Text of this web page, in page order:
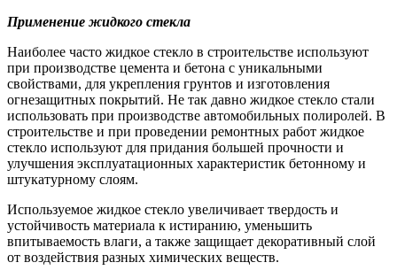
Применение жидкого стекла
Наиболее часто жидкое стекло в строительстве используют
при производстве цемента и бетона с уникальными
свойствами, для укрепления грунтов и изготовления
огнезащитных покрытий. Не так давно жидкое стекло стали
использовать при производстве автомобильных полиролей. В
строительстве и при проведении ремонтных работ жидкое
стекло используют для придания большей прочности и
улучшения эксплуатационных характеристик бетонному и
штукатурному слоям.
Используемое жидкое стекло увеличивает твердость и
устойчивость материала к истиранию, уменьшить
впитываемость влаги, а также защищает декоративный слой
от воздействия разных химических веществ.